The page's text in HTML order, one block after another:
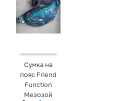
Сумка на
пояс Friend
Function
Мезозой